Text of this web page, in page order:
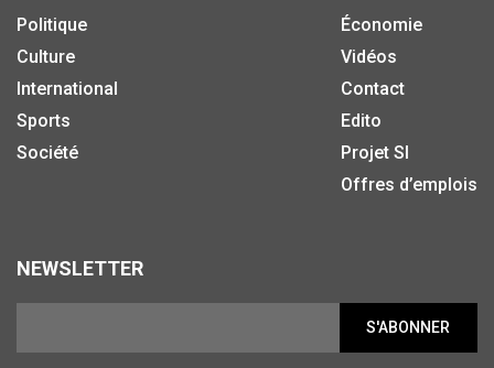
Politique
Culture
International
Sports
Société
Économie
Vidéos
Contact
Edito
Projet SI
Offres d’emplois
NEWSLETTER
S'ABONNER